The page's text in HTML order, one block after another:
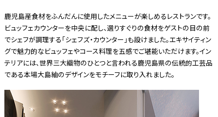
鹿児島産食材をふんだんに使用したメニューが楽しめるレストランです。
ビュッフェカウンターを中央に配し、選りすぐりの食材をゲストの目の前
でシェフが調理する「シェフズ・カウンター」も設けました。エキサイティン
グで魅力的なビュッフェやコース料理を五感でご堪能いただけます。イン
テリアには、世界三大織物のひとつと言われる鹿児島県の伝統的工芸品
である本場大島紬のデザインをモチーフに取り入れました。